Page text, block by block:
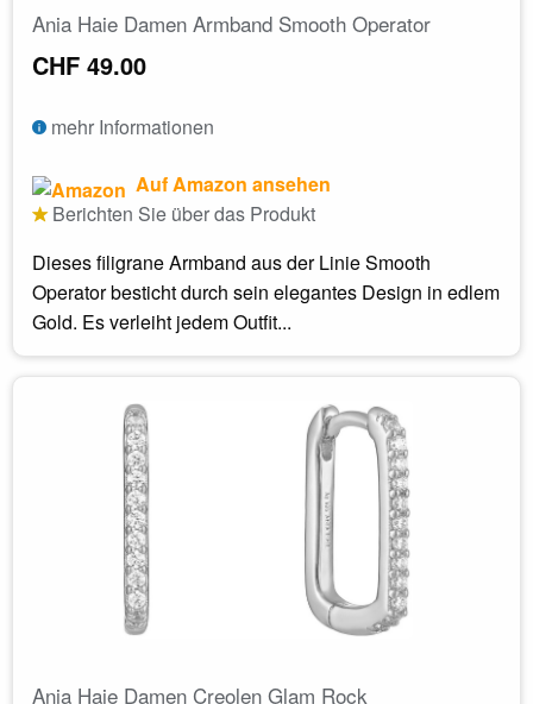
Ania Haie Damen Armband Smooth Operator
CHF 49.00
mehr Informationen
Auf Amazon ansehen
Berichten Sie über das Produkt
Dieses filigrane Armband aus der Linie Smooth
Operator besticht durch sein elegantes Design in edlem
Gold. Es verleiht jedem Outfit...
Ania Haie Damen Creolen Glam Rock